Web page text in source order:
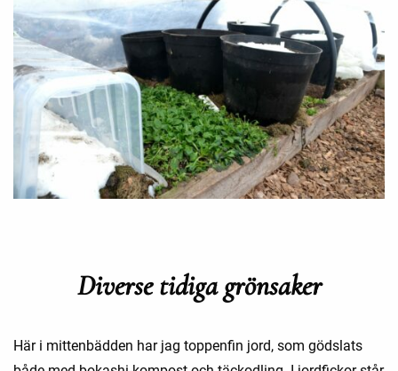
Diverse tidiga grönsaker
Här i mittenbädden har jag toppenfin jord, som gödslats